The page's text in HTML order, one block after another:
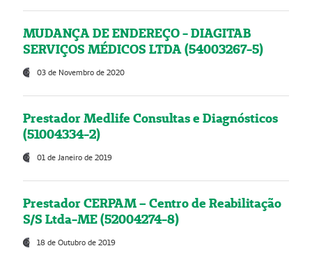
MUDANÇA DE ENDEREÇO - DIAGITAB
SERVIÇOS MÉDICOS LTDA (54003267-5)
03 de Novembro de 2020
Prestador Medlife Consultas e Diagnósticos
(51004334-2)
01 de Janeiro de 2019
Prestador CERPAM – Centro de Reabilitação
S/S Ltda-ME (52004274-8)
18 de Outubro de 2019